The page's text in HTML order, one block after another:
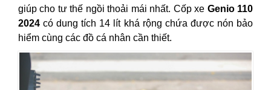
giúp cho tư thế ngồi thoải mái nhất. Cốp xe Genio 110
2024 có dung tích 14 lít khá rộng chứa được nón bảo
hiểm cùng các đồ cá nhân cần thiết.